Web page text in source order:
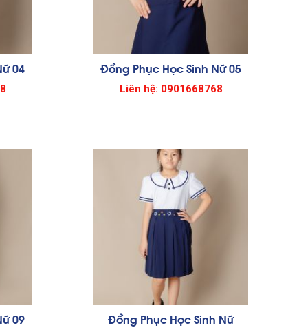
04 Đồng Phục Học Sinh Nữ 05
Liên hệ: 0901668768
09
Đồng Phục Học Sinh Nữ